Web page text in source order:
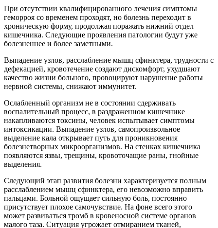
При отсутствии квалифицированного лечения симптомы
геморроя со временем проходят, но болезнь переходит в
хроническую форму, продолжая поражать нижний отдел
кишечника. Следующие проявления патологии будут уже
болезненнее и более заметными.
Выпадение узлов, расслабление мышц сфинктера, трудности с
дефекацией, кровотечение создают дискомфорт, ухудшают
качество жизни больного, провоцируют нарушение работы
нервной системы, снижают иммунитет.
Ослабленный организм не в состоянии сдерживать
воспалительный процесс, в раздраженном кишечнике
накапливаются токсины, человек испытывает симптомы
интоксикации. Выпадение узлов, самопроизвольное
выделение кала открывает путь для проникновения
болезнетворных микроорганизмов. На стенках кишечника
появляются язвы, трещины, кровоточащие раны, гнойные
выделения.
Следующий этап развития болезни характеризуется полным
расслаблением мышц сфинктера, его невозможно вправить
пальцами. Больной ощущает сильную боль, постоянно
присутствует плохое самочувствие. На фоне всего этого
может развиваться тромб в кровеносной системе органов
малого таза. Ситуация угрожает отмиранием тканей,